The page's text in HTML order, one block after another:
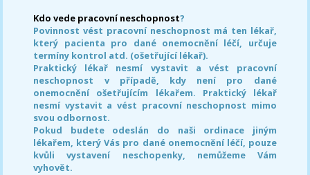
Kdo vede pracovní neschopnost?
Povinnost vést pracovní neschopnost má ten lékař,
který pacienta pro dané onemocnění léčí, určuje
termíny kontrol atd. (ošetřující lékař).
Praktický lékař nesmí vystavit a vést pracovní
neschopnost v případě, kdy není pro dané
onemocnění ošetřujícím lékařem. Praktický lékař
nesmí vystavit a vést pracovní neschopnost mimo
svou odbornost.
Pokud budete odeslán do naši ordinace jiným
lékařem, který Vás pro dané onemocnění léčí, pouze
kvůli vystavení neschopenky, nemůžeme Vám
vyhovět.